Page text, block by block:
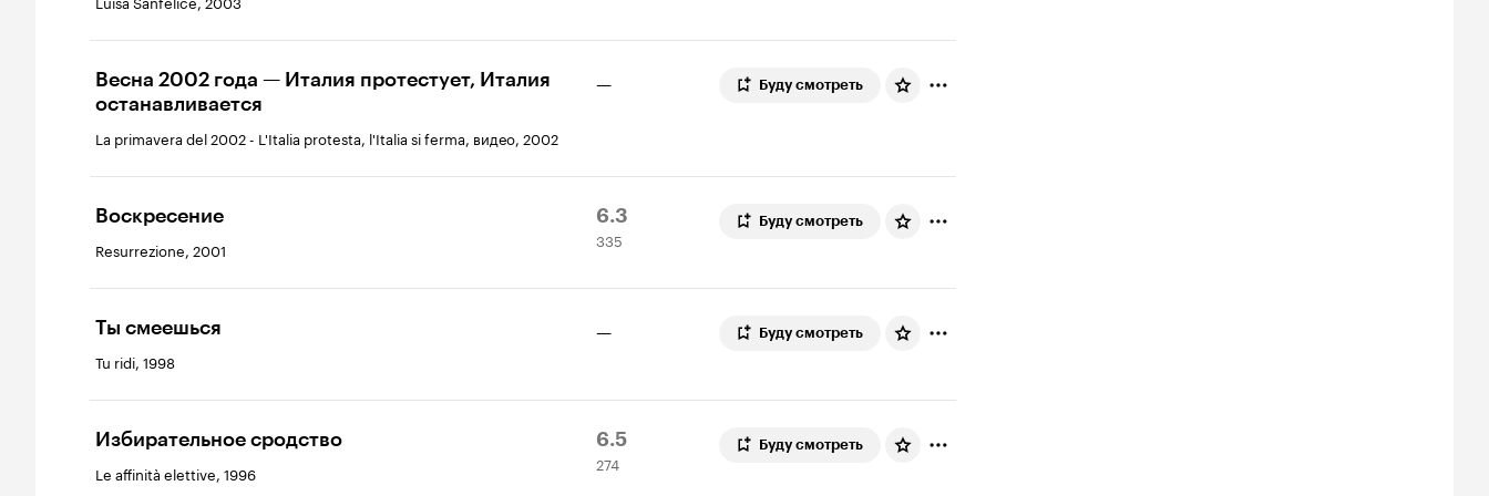
Весна 2002 года — Италия протестует, Италия
останавливается
La primavera del 2002 - L'Italia protesta, l'Italia si ferma, видео, 2002
— Буду смотреть
Воскресение
Resurrezione, 2001
Рейтинг
Кинопоиска
6.3
335
оценок
335
Буду смотреть
Ты смеешься
Tu ridi, 1998
— Буду смотреть
Избирательное сродство
Le affinità elettive, 1996
Рейтинг
Кинопоиска
6.5
274
оценки
274
Буду смотреть